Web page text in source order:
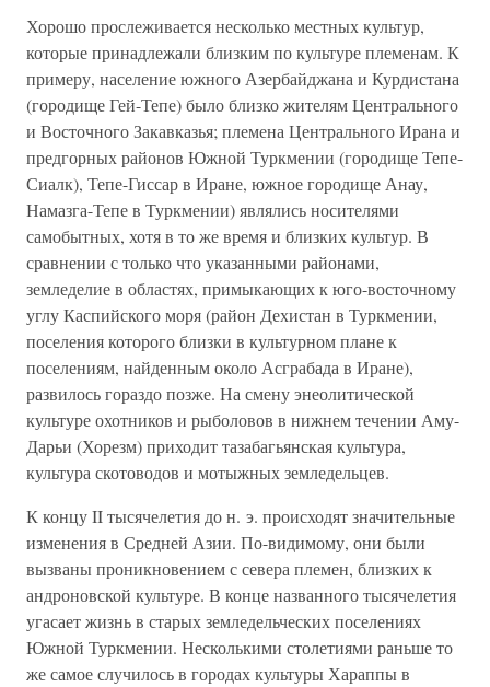
Хорошо прослеживается несколько местных культур,
которые принадлежали близким по культуре племенам. К
примеру, население южного Азербайджана и Курдистана
(городище Гей-Тепе) было близко жителям Центрального
и Восточного Закавказья; племена Центрального Ирана и
предгорных районов Южной Туркмении (городище Тепе-
Сиалк), Тепе-Гиссар в Иране, южное городище Анау,
Намазга-Тепе в Туркмении) являлись носителями
самобытных, хотя в то же время и близких культур. В
сравнении с только что указанными районами,
земледелие в областях, примыкающих к юго-восточному
углу Каспийского моря (район Дехистан в Туркмении,
поселения которого близки в культурном плане к
поселениям, найденным около Асграбада в Иране),
развилось гораздо позже. На смену энеолитической
культуре охотников и рыболовов в нижнем течении Аму-
Дарьи (Хорезм) приходит тазабагьянская культура,
культура скотоводов и мотыжных земледельцев.
К концу II тысячелетия до н. э. происходят значительные
изменения в Средней Азии. По-видимому, они были
вызваны проникновением с севера племен, близких к
андроновской культуре. В конце названного тысячелетия
угасает жизнь в старых земледельческих поселениях
Южной Туркмении. Несколькими столетиями раньше то
же самое случилось в городах культуры Хараппы в